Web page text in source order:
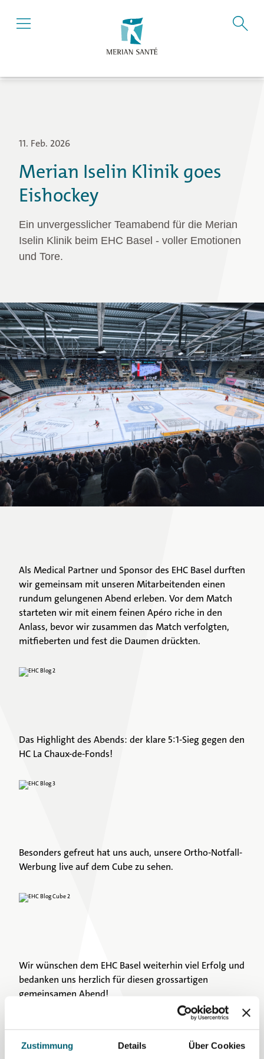
Zustimmung Details Über Cookies
Unsere Angebote
Unsere Partner:innen
11. Feb. 2026
Merian Iselin Klinik goes
Eishockey
Ein unvergesslicher Teamabend für die Merian
Iselin Klinik beim EHC Basel - voller Emotionen
und Tore.
Als Medical Partner und Sponsor des EHC Basel durften
wir gemeinsam mit unseren Mitarbeitenden einen
rundum gelungenen Abend erleben. Vor dem Match
starteten wir mit einem feinen Apéro riche in den
Anlass, bevor wir zusammen das Match verfolgten,
mitfieberten und fest die Daumen drückten.
Das Highlight des Abends: der klare 5:1-Sieg gegen den
HC La Chaux-de-Fonds!
Besonders gefreut hat uns auch, unsere Ortho-Notfall-
Werbung live auf dem Cube zu sehen.
Wir wünschen dem EHC Basel weiterhin viel Erfolg und
bedanken uns herzlich für diesen grossartigen
gemeinsamen Abend!
Merian Iselin Klinik cares about Sport Clubs aus der
Region.